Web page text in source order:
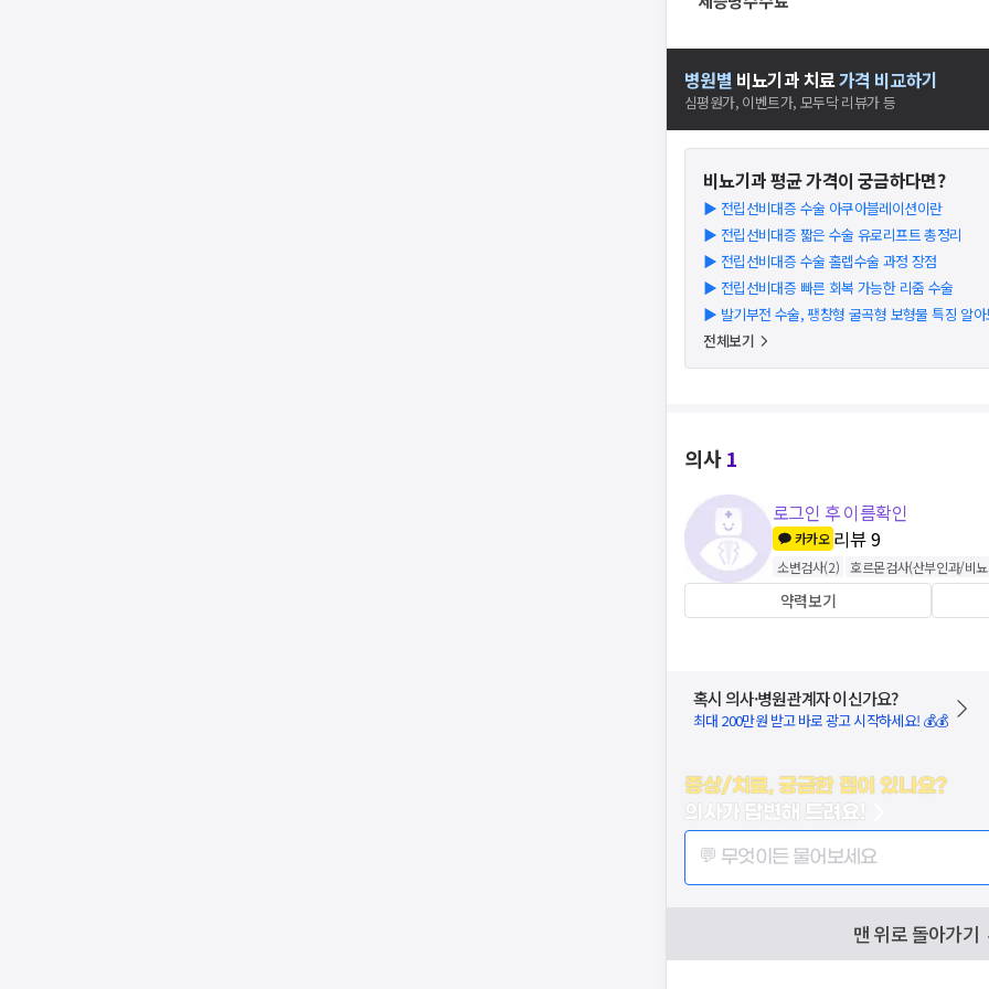
병원별 비뇨기과치료가격 비교하기
심평원가, 이벤트가, 모두닥 리뷰가 등
비뇨기과평균 가격이 궁금하다면?
▶ 전립선비대증 수술 아쿠아블레이션이란
▶ 전립선비대증 짧은 수술 유로리프트 총정리
▶ 전립선비대증 수술 홀렙수술 과정 장점
▶ 전립선비대증 빠른 회복 가능한 리줌 수술
▶ 발기부전 수술, 팽창형 굴곡형 보형물 특징 알
전체보기
의사1
로그인 후 이름확인
카카오 리뷰9
소변검사(2) 호르몬검사(산부인과/비
약력보기
혹시 의사·병원관계자 이신가요?
최대 200만원 받고 바로 광고 시작하세요! 💰💰
증상/치료, 궁금한 점이 있나요?
의사가 답변해 드려요!
💬 무엇이든 물어보세요
맨 위로 돌아가기